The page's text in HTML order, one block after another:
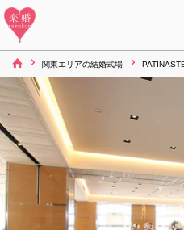
関東エリアの結婚式場